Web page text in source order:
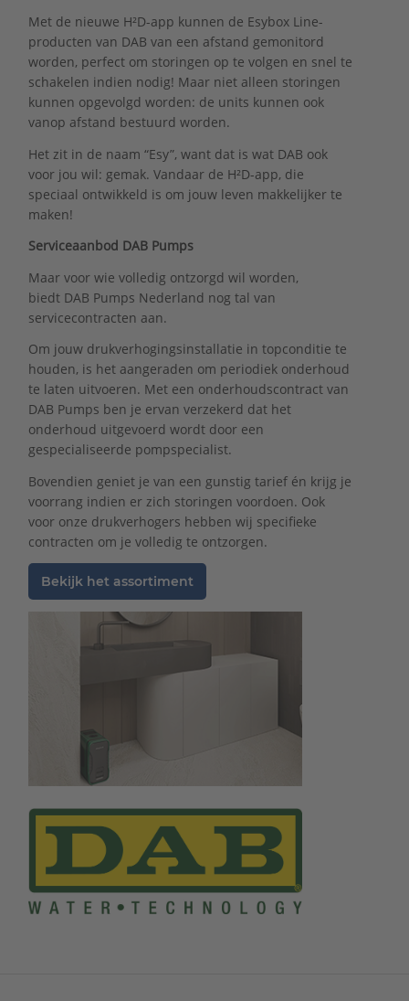
Met de nieuwe H²D-app kunnen de Esybox Line-
producten van DAB van een afstand gemonitord
worden, perfect om storingen op te volgen en snel te
schakelen indien nodig! Maar niet alleen storingen
kunnen opgevolgd worden: de units kunnen ook
vanop afstand bestuurd worden.
Het zit in de naam “Esy”, want dat is wat DAB ook
voor jou wil: gemak. Vandaar de H²D-app, die
speciaal ontwikkeld is om jouw leven makkelijker te
maken!
Serviceaanbod DAB Pumps
Maar voor wie volledig ontzorgd wil worden,
biedt DAB Pumps Nederland nog tal van
servicecontracten aan.
Om jouw drukverhogingsinstallatie in topconditie te
houden, is het aangeraden om periodiek onderhoud
te laten uitvoeren. Met een onderhoudscontract van
DAB Pumps ben je ervan verzekerd dat het
onderhoud uitgevoerd wordt door een
gespecialiseerde pompspecialist.
Bovendien geniet je van een gunstig tarief én krijg je
voorrang indien er zich storingen voordoen. Ook
voor onze drukverhogers hebben wij specifieke
contracten om je volledig te ontzorgen.
Bekijk het assortiment